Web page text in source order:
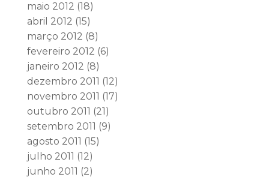
maio 2012 (18)
abril 2012 (15)
março 2012 (8)
fevereiro 2012 (6)
janeiro 2012 (8)
dezembro 2011 (12)
novembro 2011 (17)
outubro 2011 (21)
setembro 2011 (9)
agosto 2011 (15)
julho 2011 (12)
junho 2011 (2)